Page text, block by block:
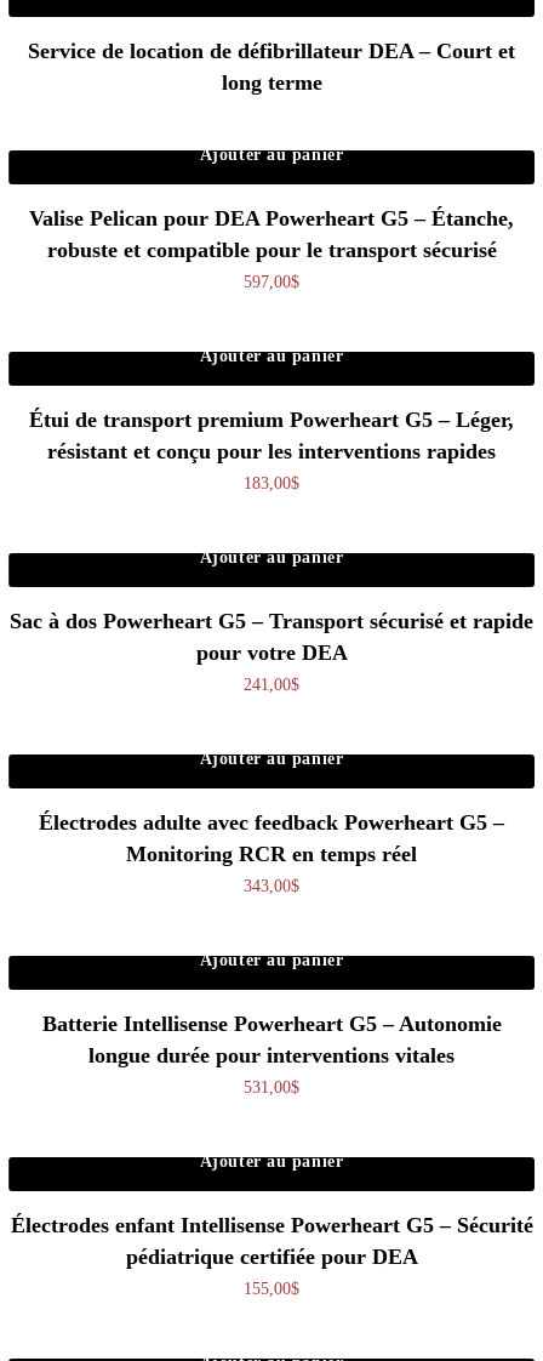
Service de location de défibrillateur DEA – Court et
long terme
Ajouter au panier
Valise Pelican pour DEA Powerheart G5 – Étanche,
robuste et compatible pour le transport sécurisé
597,00$
Ajouter au panier
Étui de transport premium Powerheart G5 – Léger,
résistant et conçu pour les interventions rapides
183,00$
Ajouter au panier
Sac à dos Powerheart G5 – Transport sécurisé et rapide
pour votre DEA
241,00$
Ajouter au panier
Électrodes adulte avec feedback Powerheart G5 –
Monitoring RCR en temps réel
343,00$
Ajouter au panier
Batterie Intellisense Powerheart G5 – Autonomie
longue durée pour interventions vitales
531,00$
Ajouter au panier
Électrodes enfant Intellisense Powerheart G5 – Sécurité
pédiatrique certifiée pour DEA
155,00$